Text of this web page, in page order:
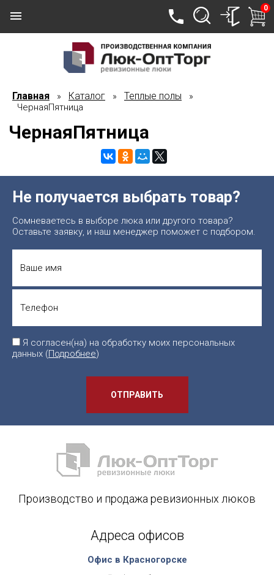
0
Главная » Каталог » Теплые полы »
ЧернаяПятница
ЧернаяПятница
Не получается выбрать товар?
Сомневаетесь в выборе люка или другого товара?
Оставьте заявку, и наш менеджер поможет с подбором.
Я согласен(на) на обработку моих персональных
данных (Подробнее)
ОТПРАВИТЬ
Производство и продажа ревизионных люков
Адреса офисов
Офис в Красногорске